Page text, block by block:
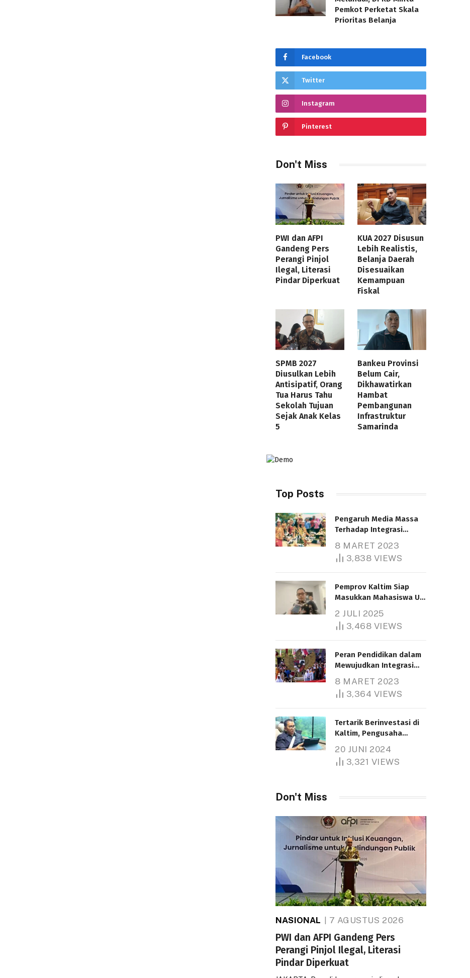
Pemkot Perketat Skala
Prioritas Belanja
Facebook
Twitter
Instagram
Pinterest
Don't Miss
PWI dan AFPI
Gandeng Pers
Perangi Pinjol
Ilegal, Literasi
Pindar Diperkuat
KUA 2027 Disusun
Lebih Realistis,
Belanja Daerah
Disesuaikan
Kemampuan
Fiskal
SPMB 2027
Diusulkan Lebih
Antisipatif, Orang
Tua Harus Tahu
Sekolah Tujuan
Sejak Anak Kelas
5
Bankeu Provinsi
Belum Cair,
Dikhawatirkan
Hambat
Pembangunan
Infrastruktur
Samarinda
Top Posts
Pengaruh Media Massa
Terhadap Integrasi
8 MARET 2023
3,838 VIEWS
Pemprov Kaltim Siap
Masukkan Mahasiswa UT
Bantuan Pendidikan
Gratispol
2 JULI 2025
3,468 VIEWS
Peran Pendidikan dalam
Mewujudkan Integrasi
8 MARET 2023
3,364 VIEWS
Tertarik Berinvestasi di
Kaltim, Pengusaha
1.000 Hektare
20 JUNI 2024
3,321 VIEWS
Don't Miss
NASIONAL 7 AGUSTUS 2026
PWI dan AFPI Gandeng Pers
Perangi Pinjol Ilegal, Literasi
Pindar Diperkuat